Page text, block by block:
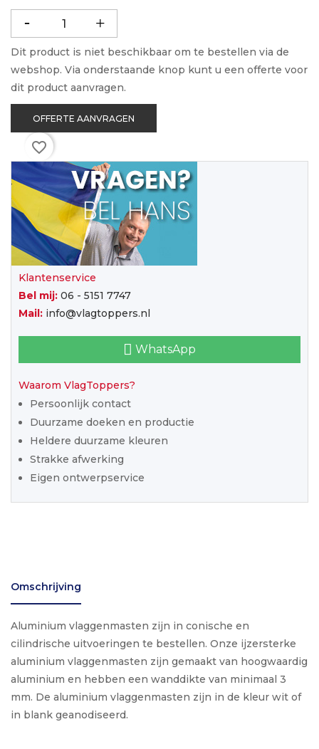
Dit product is niet beschikbaar om te bestellen via de
webshop. Via onderstaande knop kunt u een offerte voor
dit product aanvragen.
OFFERTE AANVRAGEN
favorite_border
Klantenservice
Bel mij: 06 - 5151 7747
Mail: info@vlagtoppers.nl
WhatsApp
Waarom VlagToppers?
Persoonlijk contact
Duurzame doeken en productie
Heldere duurzame kleuren
Strakke afwerking
Eigen ontwerpservice
Omschrijving
Aluminium vlaggenmasten zijn in conische en
cilindrische uitvoeringen te bestellen. Onze ijzersterke
aluminium vlaggenmasten zijn gemaakt van hoogwaardig
aluminium en hebben een wanddikte van minimaal 3
mm. De aluminium vlaggenmasten zijn in de kleur wit of
in blank geanodiseerd.